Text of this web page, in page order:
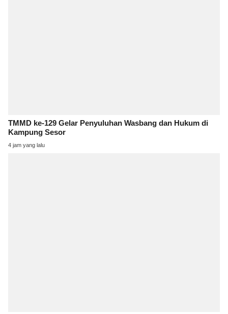
TMMD ke-129 Gelar Penyuluhan Wasbang dan Hukum di
Kampung Sesor
4 jam yang lalu